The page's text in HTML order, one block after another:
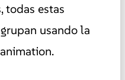
todas estas
usando la